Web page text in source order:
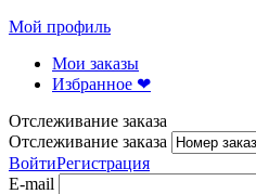
Мой профиль
Мои заказы
Избранное ❤
Отслеживание заказа
Отслеживание заказа
ВойтиРегистрация
E-mail